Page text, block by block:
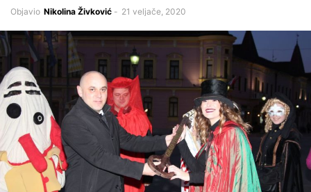
Objavio Nikolina Živković - 21 veljače, 2020